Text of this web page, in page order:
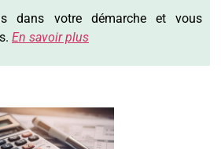
dans votre démarche et vous
En savoir plus